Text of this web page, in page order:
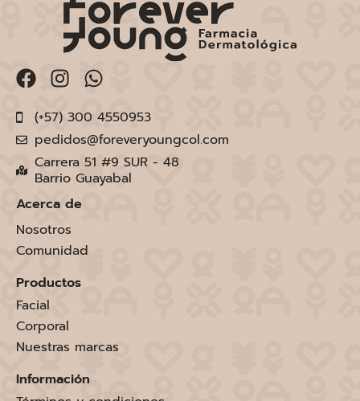
(+57) 300 4550953
pedidos@foreveryoungcol.com
Carrera 51 #9 SUR - 48
Barrio Guayabal
Acerca de
Nosotros
Comunidad
Productos
Facial
Corporal
Nuestras marcas
Información